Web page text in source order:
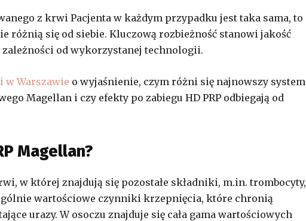
z krwi Pacjenta w każdym przypadku jest taka sama, to
różnią się od siebie. Kluczową rozbieżność stanowi jakość
od wykorzystanej technologii.
Warszawie o wyjaśnienie, czym różni się najnowszy system
Magellan i czy efekty po zabiegu HD PRP odbiegają od
Magellan?
w której znajdują się pozostałe składniki, m.in. trombocyty,
wartościowe czynniki krzepnięcia, które chronią
urazy. W osoczu znajduje się cała gama wartościowych